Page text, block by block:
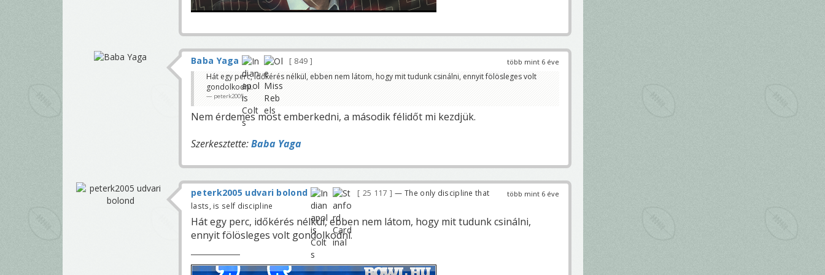
több mint 6 éve
Baba Yaga
849
Hát egy perc, időkérés nélkül, ebben nem látom, hogy mit tudunk csinálni, ennyit fölösleges volt
gondolkodni.
peterk2005
Nem érdemes most emberkedni, a második félidőt mi kezdjük.
Szerkesztette:Baba Yaga
több mint 6 éve
peterk2005 udvari bolond 25 117
— The only discipline that
lasts, is self discipline
Hát egy perc, időkérés nélkül, ebben nem látom, hogy mit tudunk csinálni,
ennyit fölösleges volt gondolkodni.